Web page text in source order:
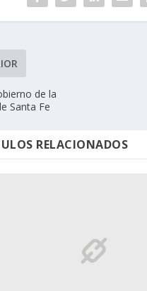
de la
Santa Fe
RELACIONADOS